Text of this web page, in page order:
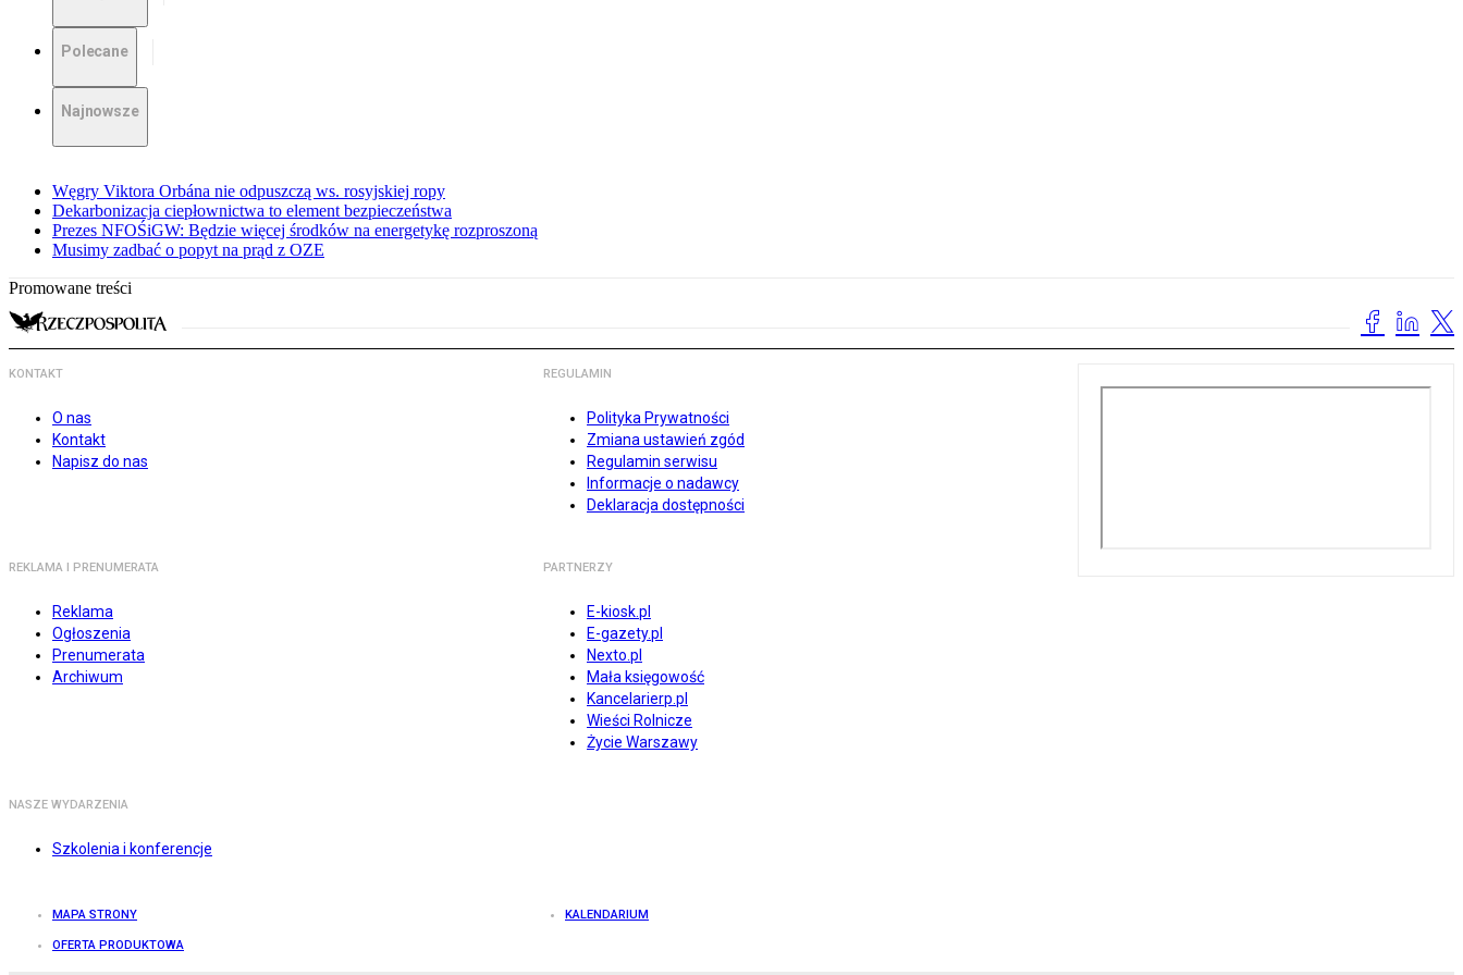
Polecane
Najnowsze
Węgry Viktora Orbána nie odpuszczą ws. rosyjskiej ropy
Dekarbonizacja ciepłownictwa to element bezpieczeństwa
Prezes NFOŚiGW: Będzie więcej środków na energetykę rozproszoną
Musimy zadbać o popyt na prąd z OZE
Promowane treści
KONTAKT
O nas
Kontakt
Napisz do nas
REGULAMIN
Polityka Prywatności
Zmiana ustawień zgód
Regulamin serwisu
Informacje o nadawcy
Deklaracja dostępności
REKLAMA I PRENUMERATA
Reklama
Ogłoszenia
Prenumerata
Archiwum
PARTNERZY
E-kiosk.pl
E-gazety.pl
Nexto.pl
Mała księgowość
Kancelarierp.pl
Wieści Rolnicze
Życie Warszawy
NASZE WYDARZENIA
Szkolenia i konferencje
MAPA STRONY KALENDARIUM
OFERTA PRODUKTOWA